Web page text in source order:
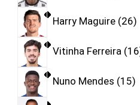
Harry Maguire 26
Vitinha Ferreira 16
Nuno Mendes 15